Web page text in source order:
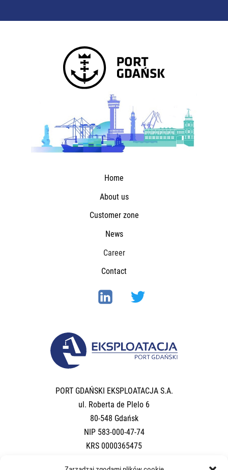
Home
About us
Customer zone
News
Career
Contact
PORT GDAŃSKI EKSPLOATACJA S.A.
ul. Roberta de Plelo 6
80-548 Gdańsk
NIP 583-000-47-74
KRS 0000365475